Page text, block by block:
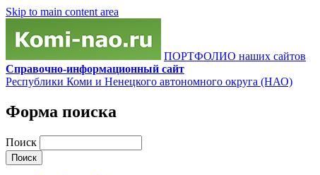
Skip to main content area
ПОРТФОЛИО наших сайтов
Справочно-информационный сайт
Республики Коми и Ненецкого автономного округа (НАО)
Форма поиска
Поиск